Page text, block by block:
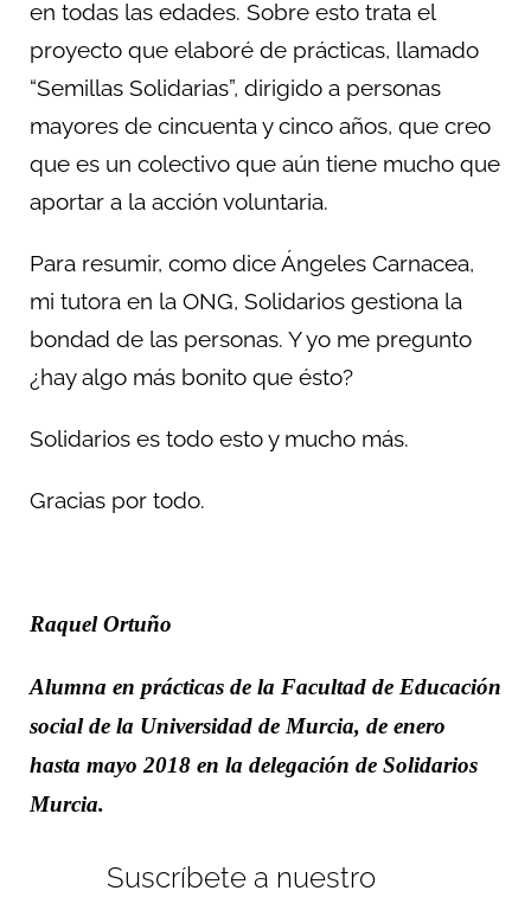
en todas las edades. Sobre esto trata el
proyecto que elaboré de prácticas, llamado
“Semillas Solidarias”, dirigido a personas
mayores de cincuenta y cinco años, que creo
que es un colectivo que aún tiene mucho que
aportar a la acción voluntaria.
Para resumir, como dice Ángeles Carnacea,
mi tutora en la ONG, Solidarios gestiona la
bondad de las personas. Y yo me pregunto
¿hay algo más bonito que ésto?
Solidarios es todo esto y mucho más.
Gracias por todo.
Raquel Ortuño
Alumna en prácticas de la Facultad de Educación
social de la Universidad de Murcia, de enero
hasta mayo 2018 en la delegación de Solidarios
Murcia.
Suscríbete a nuestro